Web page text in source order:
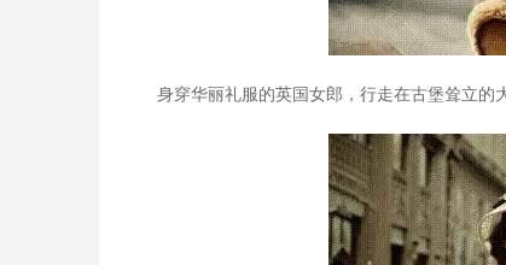
身穿华丽礼服的英国女郎，行走在古堡耸立的